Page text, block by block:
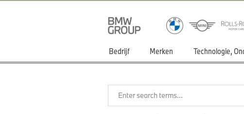
Bedrijf Merken Technologie,
Enter search terms...